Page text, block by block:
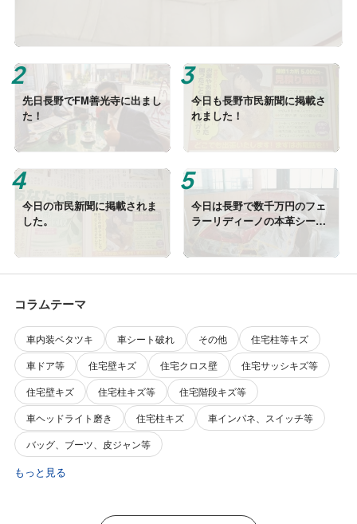
先日長野でFM善光寺に出まし
た！
今日も長野市民新聞に掲載さ
れました！
今日の市民新聞に掲載されま
した。
今日は長野で数千万円のフェ
ラーリディーノの本革シート
コラムテーマ
車内装ベタツキ 車シート破れ その他
住宅柱等キズ
車ドア等
住宅壁キズ 住宅クロス壁
住宅サッシキズ等
住宅壁キズ
住宅柱キズ等
住宅階段キズ等
車ヘッドライト磨き
住宅柱キズ
車インパネ、スイッチ等
バッグ、ブーツ、皮ジャン等
もっと見る